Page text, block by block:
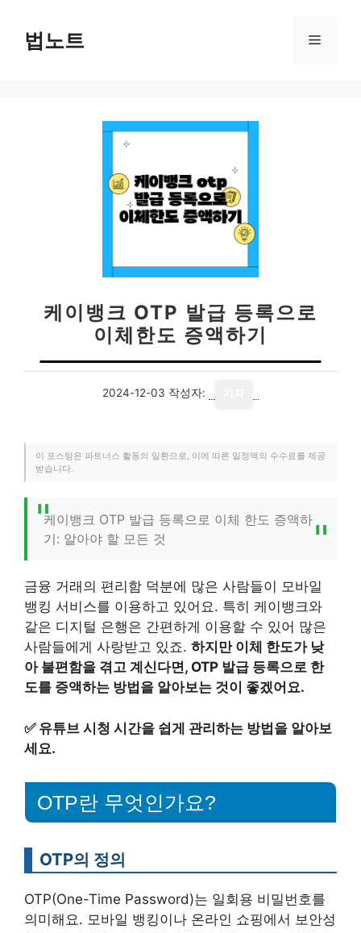
법노트 메
케이뱅크 OTP 발급 등록으로
이체한도 증액하기
2024-12-03 작성자:
이 포스팅은 파트너스 활동의 일환으로, 이에 따른 일정액의 수수료를 제공
받습니다.
케이뱅크 OTP 발급 등록으로 이체 한도 증액하
기: 알아야 할 모든 것
금융 거래의 편리함 덕분에 많은 사람들이 모바일
뱅킹 서비스를 이용하고 있어요. 특히 케이뱅크와
같은 디지털 은행은 간편하게 이용할 수 있어 많은
사람들에게 사랑받고 있죠. 하지만 이체 한도가 낮
아 불편함을 겪고 계신다면, OTP 발급 등록으로 한
도를 증액하는 방법을 알아보는 것이 좋겠어요.
✅ 유튜브 시청 시간을 쉽게 관리하는 방법을 알아보
세요.
OTP란 무엇인가요?
OTP의 정의
OTP(One-Time Password)는 일회용 비밀번호를
의미해요. 모바일 뱅킹이나 온라인 쇼핑에서 보안성